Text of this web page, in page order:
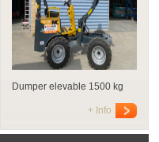
Dumper elevable 1500 kg
+ Info